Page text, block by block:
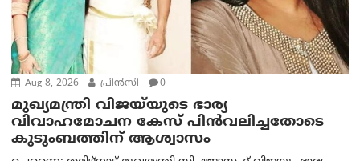
Aug 8, 2026 പ്രിന്‍സി 0
മുഖ്യമന്ത്രി വിജയ്‌യുടെ ഭാര്യ
വിവാഹമോചന കേസ് പിൻവലിച്ചതോടെ
കുടുംബത്തിന് ആശ്വാസം